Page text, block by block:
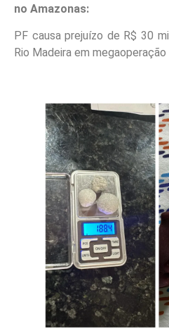
no Amazonas:
PF causa prejuízo de R$ 30
Rio Madeira em megaoperação